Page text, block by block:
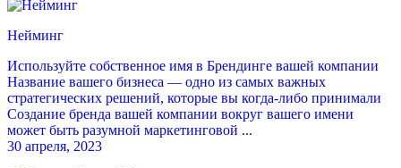
Нейминг
Используйте собственное имя в Брендинге вашей компании
Название вашего бизнеса — одно из самых важных
стратегических решений, которые вы когда-либо принимали
Создание бренда вашей компании вокруг вашего имени
может быть разумной маркетинговой ...
30 апреля, 2023